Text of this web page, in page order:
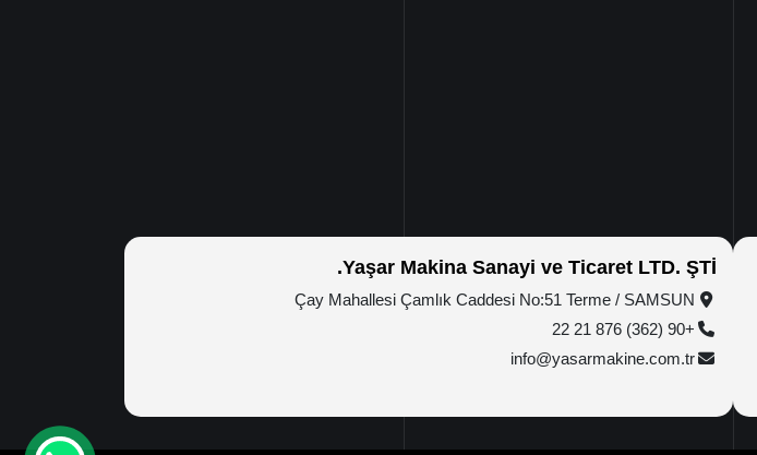
Yaşar Makina Sanayi ve Ticaret LTD. ŞTİ.
Çay Mahallesi Çamlık Caddesi No:51 Terme / SAMSUN
+90 (362) 876 21 22
info@yasarmakine.com.tr